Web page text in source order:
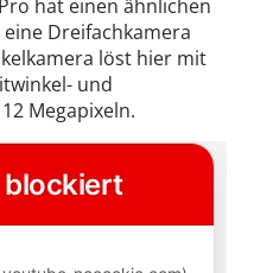
hat einen ähnlichen
Dreifachkamera
löst hier mit
und
Megapixeln.